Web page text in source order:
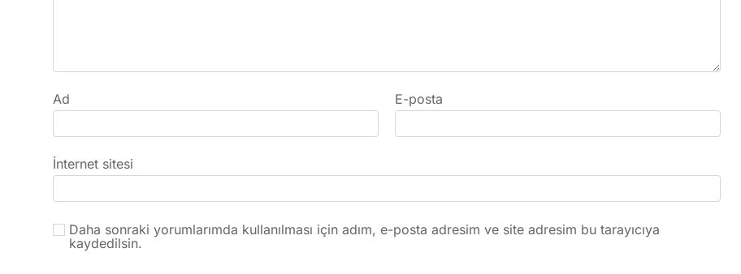
Ad E-posta
İnternet sitesi
Daha sonraki yorumlarımda kullanılması için adım, e-posta adresim ve site adresim bu tarayıcıya
kaydedilsin.